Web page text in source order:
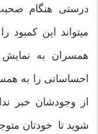
درستی هنگام
میتواند این کمبود
همسران به نمایش
احساساتی را به
از وجودشان خبر
شوید تا خودتان